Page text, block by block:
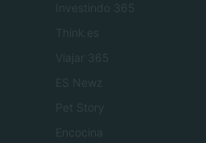
Investindo 365
Think.es
Viajar 365
ES Newz
Pet Story
Encocina